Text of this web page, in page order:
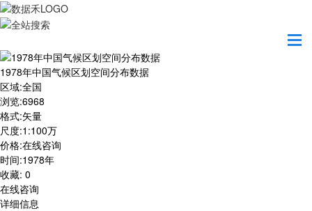
1978年中国气候区划空间分布数据
区域:全国
浏览:6968
格式:矢量
尺度:1:100万
价格:在线咨询
时间:1978年
收藏: 0
在线咨询
详细信息